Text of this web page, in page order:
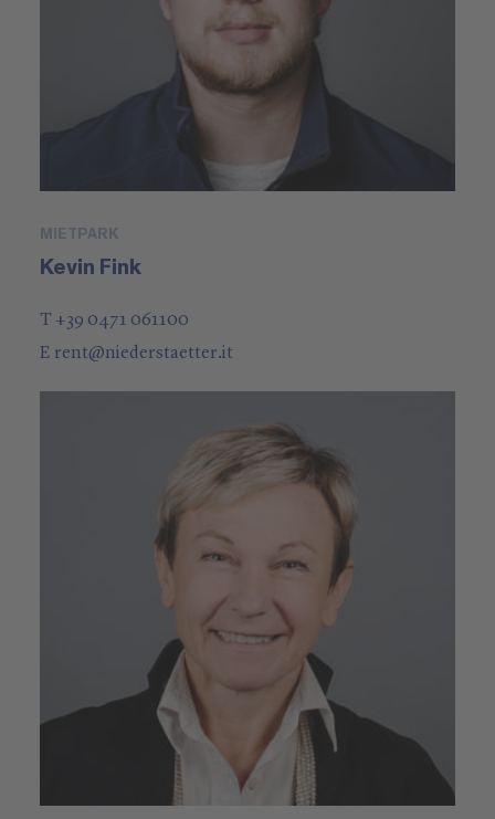
MIETPARK
Kevin Fink
T +39 0471 061100
E rent@niederstaetter.it